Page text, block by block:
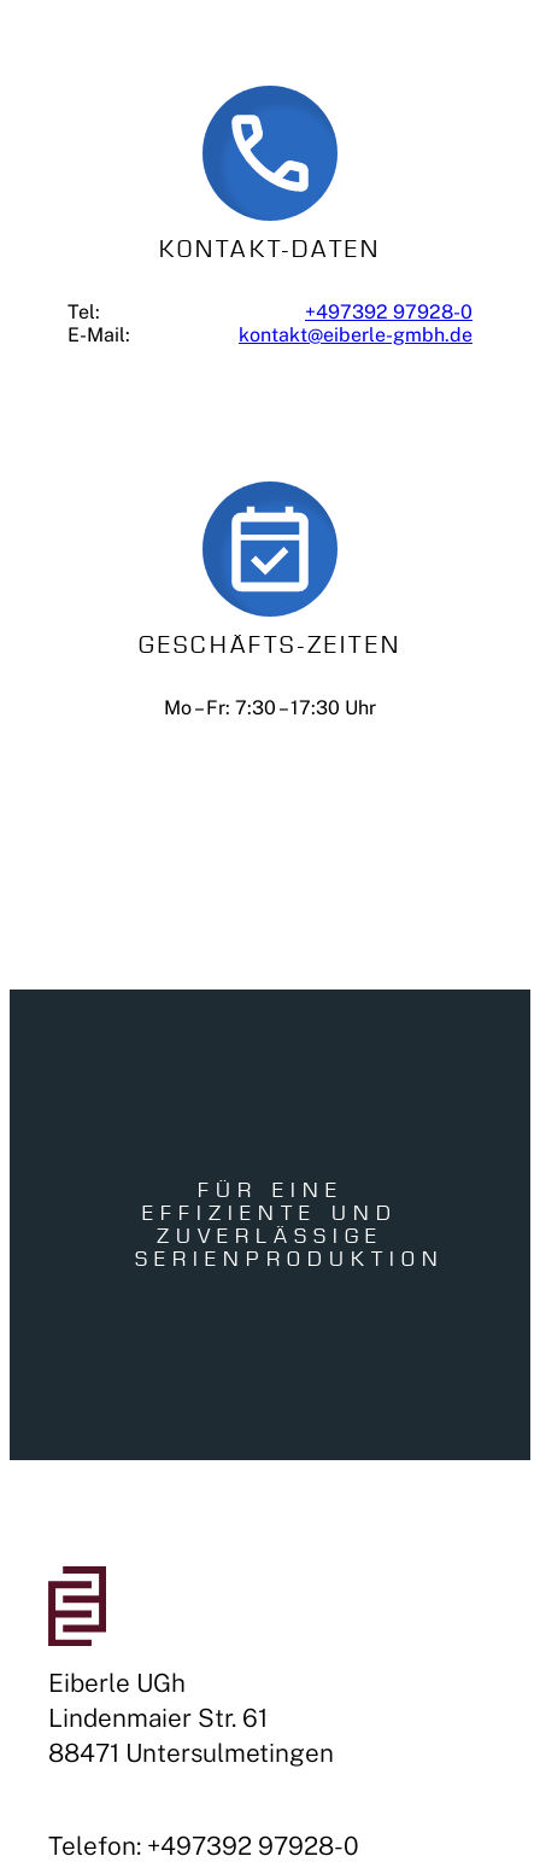
KONTAKT-DATEN
Tel:
+497392 97928-0
E-Mail:
kontakt@eiberle-gmbh.de
GESCHÄFTS-ZEITEN
Mo – Fr: 7:30 – 17:30 Uhr
FÜR EINE
EFFIZIENTE UND
ZUVERLÄSSIGE
SERIENPRODUKTION
Eiberle UGh
Lindenmaier Str. 61
88471 Untersulmetingen
Telefon: +497392 97928-0